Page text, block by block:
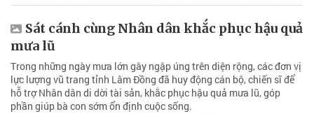
Sát cánh cùng Nhân dân khắc phục hậu quả
mưa lũ
Trong những ngày mưa lớn gây ngập úng trên diện rộng, các đơn vị
lực lượng vũ trang tỉnh Lâm Đồng đã huy động cán bộ, chiến sĩ để
hỗ trợ Nhân dân di dời tài sản, khắc phục hậu quả mưa lũ, góp
phần giúp bà con sớm ổn định cuộc sống.